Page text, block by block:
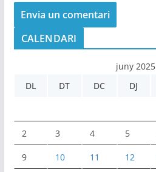
CALENDARI
juny 2025
DL
DT DC DJ
2 3 4 5
9 10 11 12